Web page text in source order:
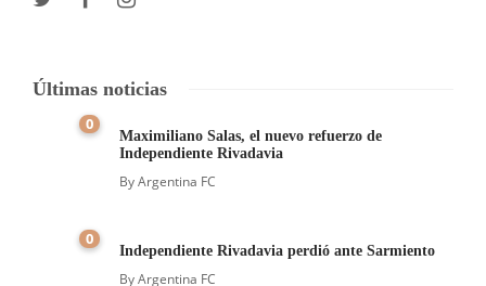
Últimas noticias
0
Maximiliano Salas, el nuevo refuerzo de
Independiente Rivadavia
ByArgentina FC
0
Independiente Rivadavia perdió ante Sarmiento
ByArgentina FC